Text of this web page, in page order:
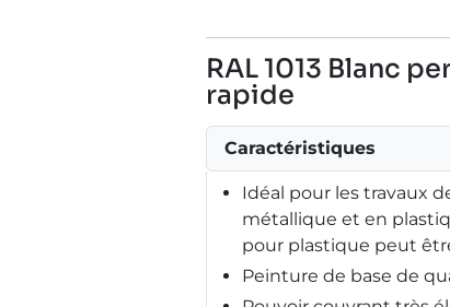
RAL 1013 Blanc
rapide
Caractéristiques
Idéal pour les travaux
métallique et en
pour plastique peut
Peinture de base de